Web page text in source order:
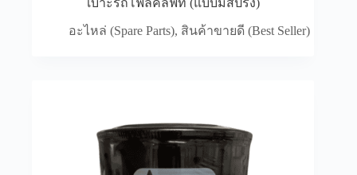
เบาะรถโฟล์คลิฟท์ (แบบมีสปริง)
อะไหล่ (Spare Parts), สินค้าขายดี (Best Seller)